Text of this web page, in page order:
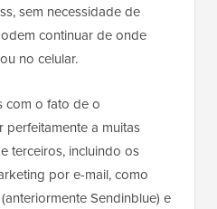
sem necessidade de
continuar de onde
no celular.
com o fato de o
perfeitamente a muitas
terceiros, incluindo os
por e-mail, como
(anteriormente Sendinblue) e